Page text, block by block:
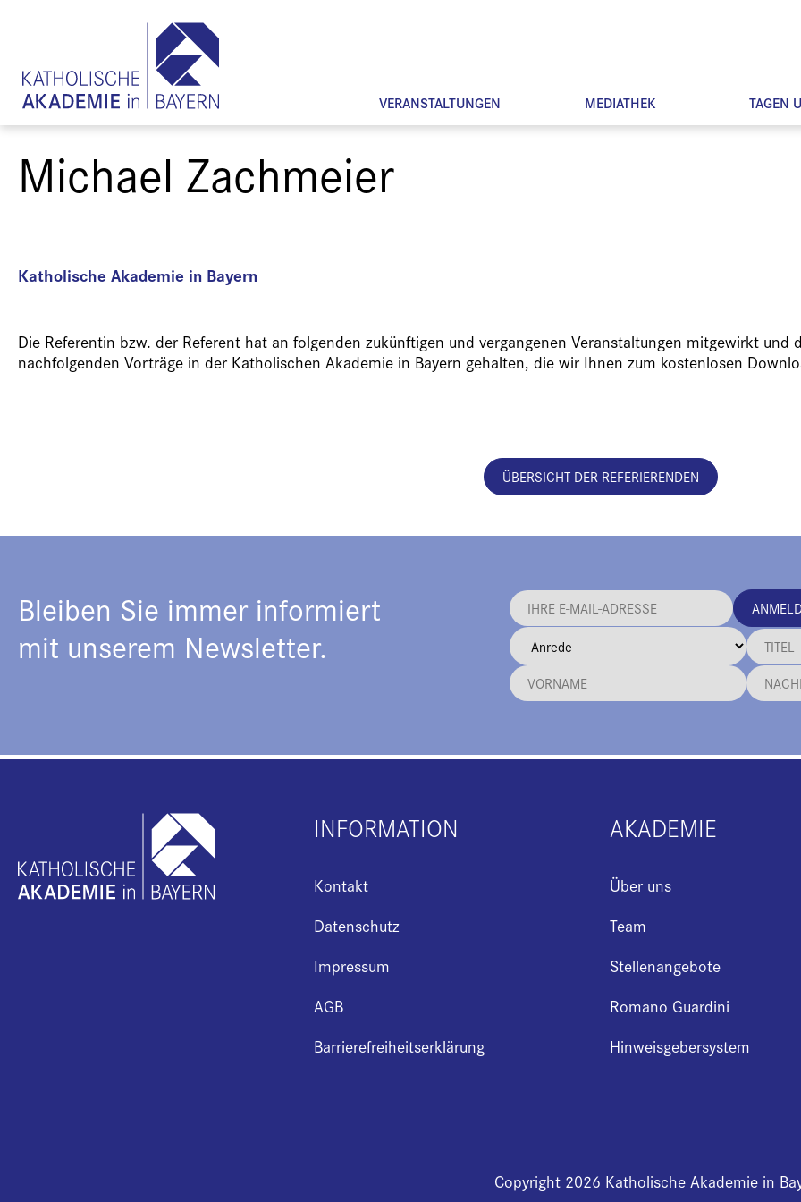
VERANSTALTUNGEN MEDIATHEK TAGEN
Michael Zachmeier
Katholische Akademie in Bayern
Die Referentin bzw. der Referent hat an folgenden zukünftigen und vergangenen Veranstaltungen mitgewirkt und
nachfolgenden Vorträge in der Katholischen Akademie in Bayern gehalten, die wir Ihnen zum kostenlosen
ÜBERSICHT DER REFERIERENDEN
Bleiben Sie immer informiert
mit unserem Newsletter.
INFORMATION
Kontakt
Datenschutz
Impressum
AGB
Barrierefreiheitserklärung
AKADEMIE
Über uns
Team
Stellenangebote
Romano Guardini
Hinweisgebersystem
Copyright 2026 Katholische Akademie in